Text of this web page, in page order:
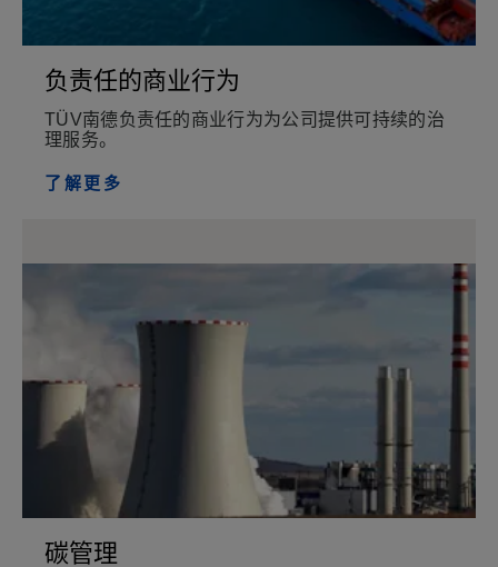
负责任的商业行为
TÜV南德负责任的商业行为为公司提供可持续的治
理服务。
了解更多
碳管理